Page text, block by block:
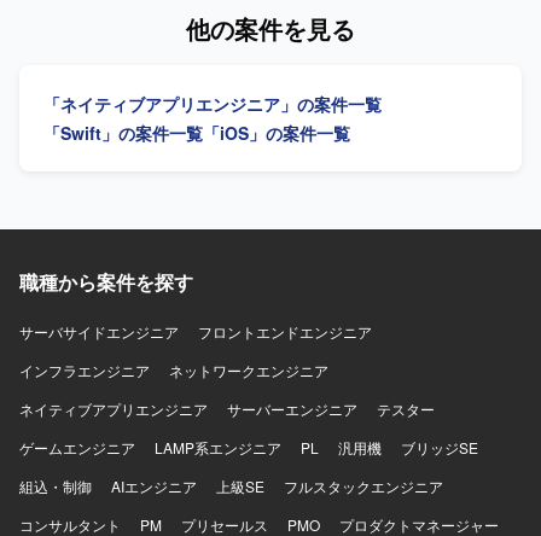
の技術力を大きく高めていただけます。 【開発環境】
Android Architecture ComponentsやMVVMなどのアーキテ
クチャを活用し、XcodeおよびAndroid Studio上で開発を進
よる構成管理、CrashlyticsやCloud Monitoringなどのモニタ
AutifyによるQA自動化、ClaudeやGitHub CopilotなどのAIツ
ール群、GitHub・Slack・Notion・Figmaを組み合わせたモ
ダンな開発環境で、アジャイル開発を実践しています。
コード生成、レビュー効率化にも取り組んでいただきま
高いアプリケーション開発に主体的に取り組み、関係者と
連携しながら開発を推進できる方を求めています。 【ポジ
Go、GCP、GitHub Actions、Cloud Build、Terraform、
Gemini、GitHub Copilotを使用します。開発手法はアジャイ
ルです。
他の案件を見る
「ネイティブアプリエンジニア」の案件一覧
「Swift」の案件一覧 「iOS」の案件一覧
職種から案件を探す
サーバサイドエンジニア
フロントエンドエンジニア
インフラエンジニア
ネットワークエンジニア
ネイティブアプリエンジニア
サーバーエンジニア
テスター
ゲームエンジニア
LAMP系エンジニア PL 汎用機
ブリッジSE
組込・制御
AIエンジニア 上級SE
フルスタックエンジニア
コンサルタント
PM プリセールス PMO
プロダクトマネージャー